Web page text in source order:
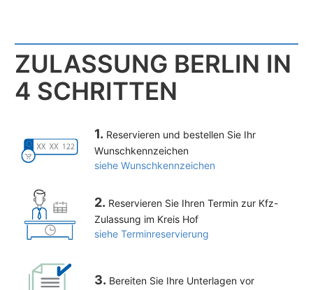
ZULASSUNG BERLIN IN
4 SCHRITTEN
1. Reservieren und bestellen Sie Ihr
Wunschkennzeichen
siehe Wunschkennzeichen
2. Reservieren Sie Ihren Termin zur Kfz-
Zulassung im Kreis Hof
siehe Terminreservierung
3. Bereiten Sie Ihre Unterlagen vor